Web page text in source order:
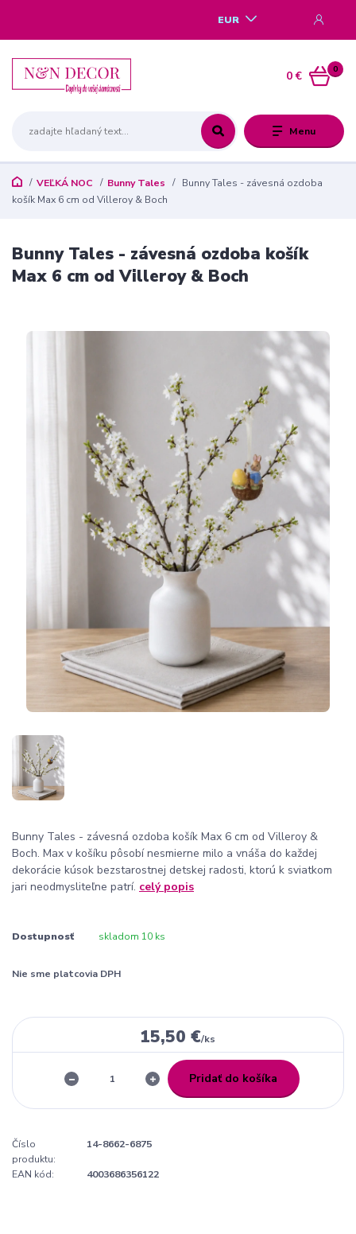
Menu
EUR
0
0 €
VEĽKÁ NOC Bunny Tales
Bunny Tales - závesná ozdoba
košík Max 6 cm od Villeroy & Boch
Bunny Tales - závesná ozdoba košík
Max 6 cm od Villeroy & Boch
Bunny Tales - závesná ozdoba košík Max 6 cm od Villeroy &
Boch. Max v košíku pôsobí nesmierne milo a vnáša do každej
dekorácie kúsok bezstarostnej detskej radosti, ktorú k sviatkom
jari neodmysliteľne patrí. celý popis
Dostupnosť skladom 10 ks
Nie sme platcovia DPH
15,50 €/ks
Pridať do košíka
Číslo
produktu:
14-8662-6875
EAN kód: 4003686356122